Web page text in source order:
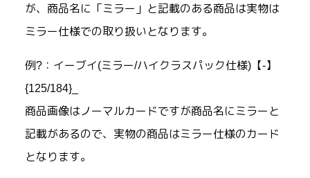
が、商品名に「ミラー」と記載のある商品は実物は
ミラー仕様での取り扱いとなります。
例?：イーブイ(ミラー/ハイクラスパック仕様)【-】
{125/184}_
商品画像はノーマルカードですが商品名にミラーと
記載があるので、実物の商品はミラー仕様のカード
となります。